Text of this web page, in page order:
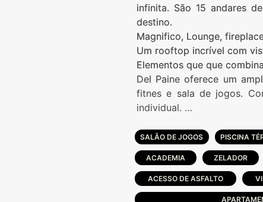
infinita. São 15 andares
destino.
Magnifico, Lounge,
Um rooftop incrível com
Elementos que que
Del Paine oferece um
fitnes e sala de jogos.
individual.
dispõem de sala
espaço só para desfrutar.
Ideal para todas as
SALÃO DE JOGOS PISCINA
ACADEMIA ZELADOR
ACESSO DE ASFALTO